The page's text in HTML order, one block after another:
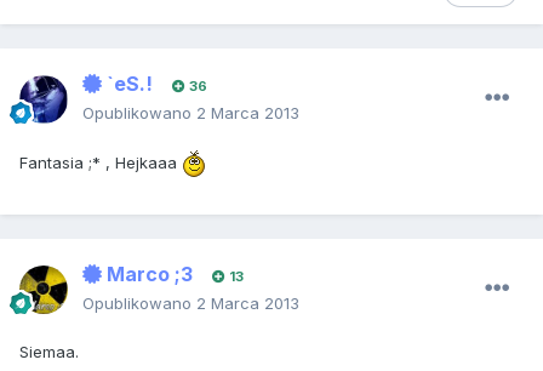
`eS.! 36
Opublikowano 2 Marca 2013
Fantasia ;* , Hejkaaa
Marco ;3 13
Opublikowano 2 Marca 2013
Siemaa.